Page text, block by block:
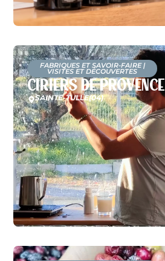
FABRIQUES ET SAVOIR-FAIRE|
VISITES ET DÉCOUVERTES
Ciriers de Provence
SAINTE-TULLE(04)